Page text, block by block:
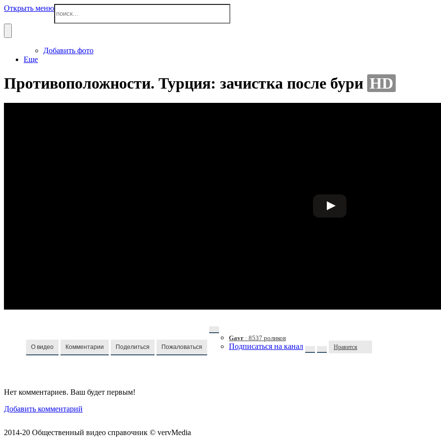
Открыть меню
Добавить фото
Еще
Противоположности. Турция: зачистка после бури HD
О видео Комментарии Поделиться Пожаловаться
Gavr · 8537 роликов
Подписаться на канал Нравится
Нет комментариев. Ваш будет первым!
Добавить комментарий
2014-20 Общественный видео справочник © vervMedia